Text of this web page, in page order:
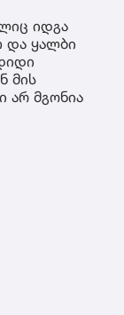
იდგა
და ყალბი
მის
არ მგონია